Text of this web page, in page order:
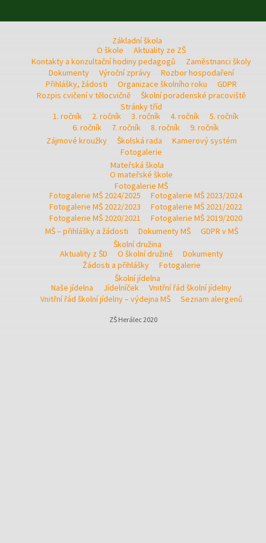
Základní škola
O škole
Aktuality ze ZŠ
Kontakty a konzultační hodiny pedagogů
Zaměstnanci školy
Dokumenty
Výroční zprávy
Rozbor hospodaření
Přihlášky, žádosti
Organizace školního roku
GDPR
Rozpis cvičení v tělocvičně
Školní poradenské pracoviště
Stránky tříd
1. ročník
2. ročník 3. ročník 4. ročník
5. ročník
6. ročník
7. ročník 8. ročník
9. ročník
Zájmové kroužky
Školská rada
Kamerový systém
Fotogalerie
Mateřská škola
O mateřské škole
Fotogalerie MŠ
Fotogalerie MŠ 2024/2025
Fotogalerie MŠ 2023/2024
Fotogalerie MŠ 2022/2023
Fotogalerie MŠ 2021/2022
Fotogalerie MŠ 2020/2021
Fotogalerie MŠ 2019/2020
MŠ – přihlášky a žádosti
Dokumenty MŠ
GDPR v MŠ
Školní družina
Aktuality z ŠD
O školní družině
Dokumenty
Žádosti a přihlášky
Fotogalerie
Školní jídelna
Naše jídelna
Jídelníček
Vnitřní řád školní jídelny
Vnitřní řád školní jídelny – výdejna MŠ
Seznam alergenů
ZŠ Herálec 2020